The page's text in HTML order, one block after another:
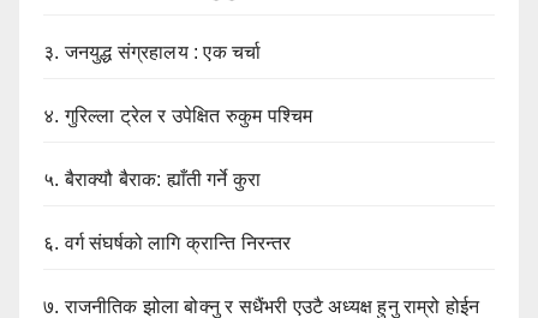
३.जनयुद्ध संग्रहालय : एक चर्चा
४.गुरिल्ला ट्रेल र उपेक्षित रुकुम पश्चिम
५.बैराक्यौ बैराक: ह्याँती गर्ने कुरा
६.वर्ग संघर्षको लागि क्रान्ति निरन्तर
७.राजनीतिक झोला बोक्नु र सधैंभरी एउटै अध्यक्ष हुनु राम्रो होईन